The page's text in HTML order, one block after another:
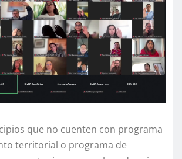
que no cuenten con programa
territorial o programa de